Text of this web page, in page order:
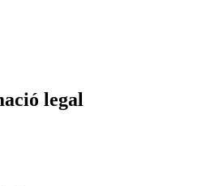
legal